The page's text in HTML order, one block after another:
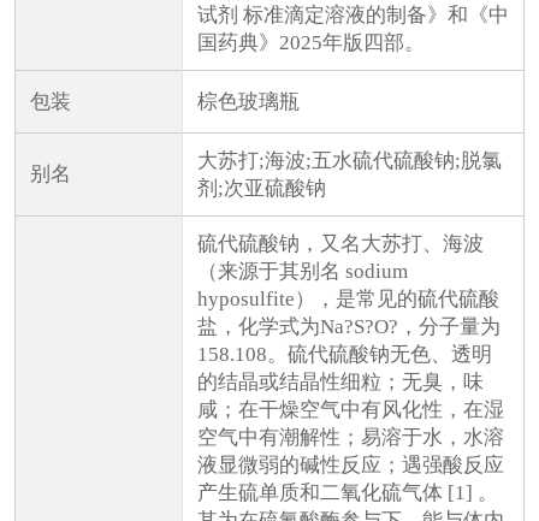
试剂 标准滴定溶液的制备》和《中
国药典》2025年版四部。
包装 棕色玻璃瓶
别名
大苏打;海波;五水硫代硫酸钠;脱氯
剂;次亚硫酸钠
硫代硫酸钠，又名大苏打、海波
（来源于其别名 sodium
hyposulfite），是常见的硫代硫酸
盐，化学式为Na?S?O?，分子量为
158.108。硫代硫酸钠无色、透明
的结晶或结晶性细粒；无臭，味
咸；在干燥空气中有风化性，在湿
空气中有潮解性；易溶于水，水溶
液显微弱的碱性反应；遇强酸反应
产生硫单质和二氧化硫气体 [1] 。